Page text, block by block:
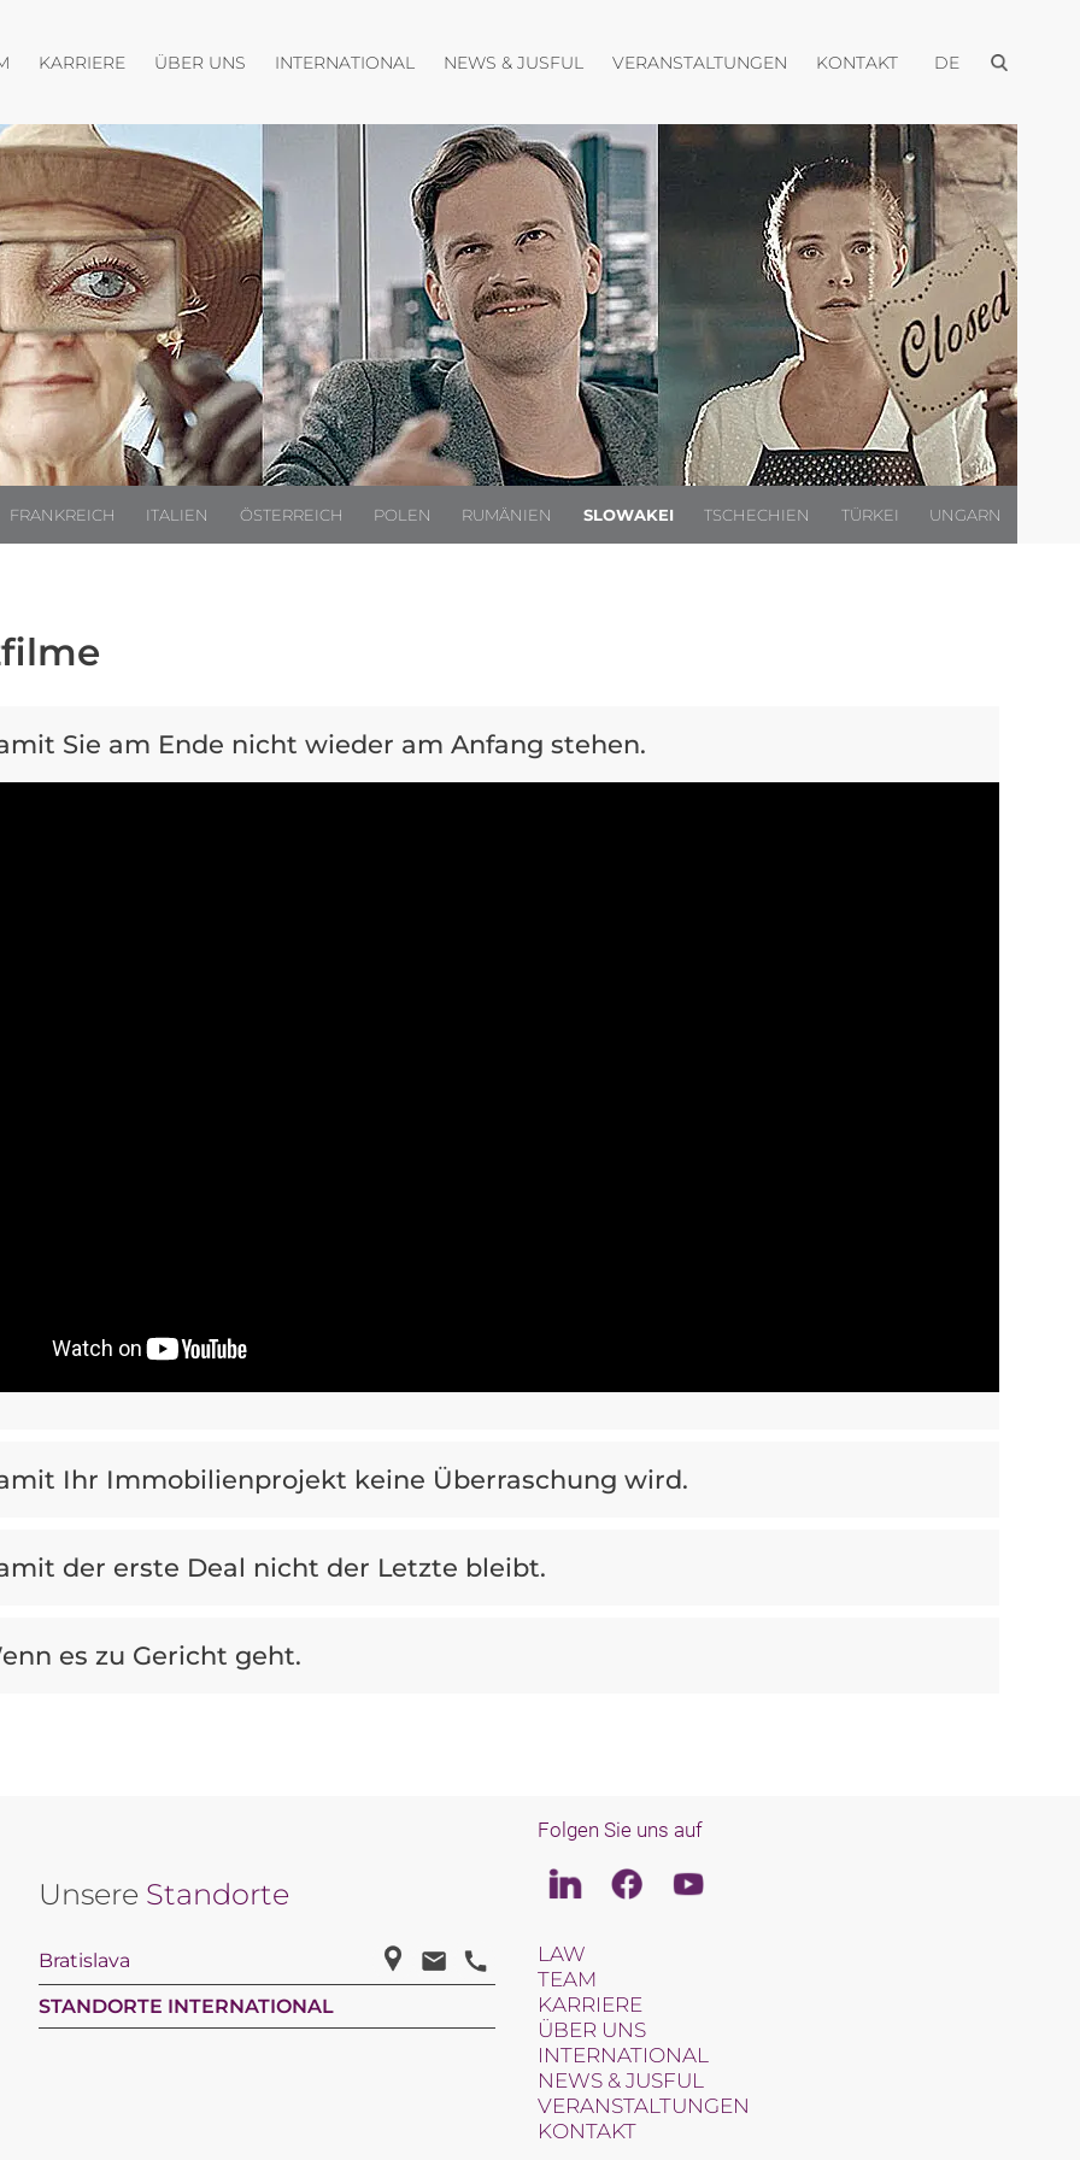
KARRIEREMenü öffnen
ÜBER UNS Menü öffnen
INTERNATIONAL Menü öffnen
NEWS & JUSFUL Menü öffnen
VERANSTALTUNGEN Menü öffnen
KONTAKTMenü öffnen
DE Menü öffnen
FRANKREICH ITALIEN ÖSTERREICH POLEN RUMÄNIEN SLOWAKEI TSCHECHIEN TÜRKEI UNGARN
Sie am Ende nicht wieder am Anfang stehen.
Ihr Immobilienprojekt keine Überraschung wird.
der erste Deal nicht der Letzte bleibt.
es zu Gericht geht.
Unsere Standorte
Bratislava
STANDORTE INTERNATIONAL
Folgen Sie uns auf
LinkedinFacebookYoutube
LAW
TEAM
KARRIERE
ÜBER UNS
INTERNATIONAL
NEWS & JUSFUL
VERANSTALTUNGEN
KONTAKT